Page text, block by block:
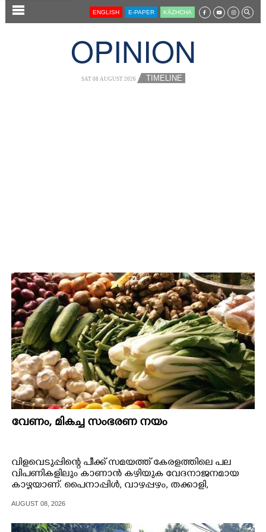
SECTIONS
CINEMA
OPINION
PHOTOS
LIFESTYLE
ART
ENGLISH E-PAPER KĀZHCHA
OPINION
SAT 08 AUGUST 2026 TIMELINE
വേണം, മികച്ച സംഭരണ നയം
വിളവെടുപ്പിന്റെ പീക്ക് സമയത്ത് കേരളത്തിലെ പല
വിപണികളിലും കാണാൻ കഴിയുക വേദനാജനമായ
കാഴ്ചയാണ്. പൈനാപ്പിൾ, വാഴപ്പഴം, തക്കാളി,
കുത്തനെ കുറയുന്നു. കർഷകർ തിടുക്കത്തിൽ അവ
AUGUST 08, 2026